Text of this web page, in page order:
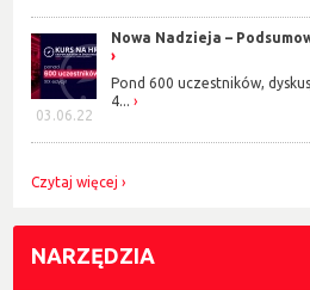
03.06.22
Nowa Nadzieja –
Pond 600 uczestników,
4...
Czytaj więcej
NARZĘDZIA